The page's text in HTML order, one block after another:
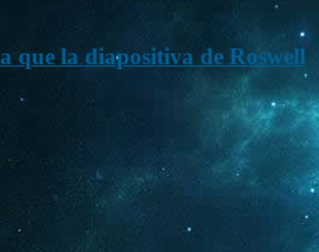
que la diapositiva de Roswell